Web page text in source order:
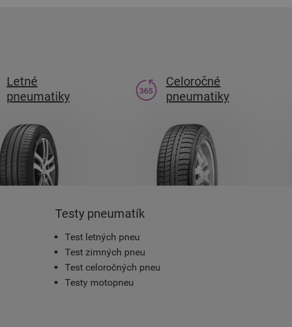
Letné
pneumatiky
Celoročné
pneumatiky
Testy pneumatík
Test letných pneu
Test zimných pneu
Test celoročných pneu
Testy motopneu